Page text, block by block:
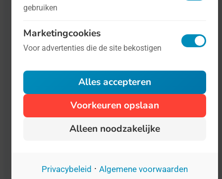
De Internationale Dag van de Wind is
een Dag die gaat over de kracht van
windenergie. Duurzaamheid, daar draait
milieuvriendelijke energie.
gebruiken
Marketingcookies
Voor advertenties die de site bekostigen
Alles accepteren
Voorkeuren opslaan
Alleen noodzakelijke
Privacybeleid · Algemene voorwaarden